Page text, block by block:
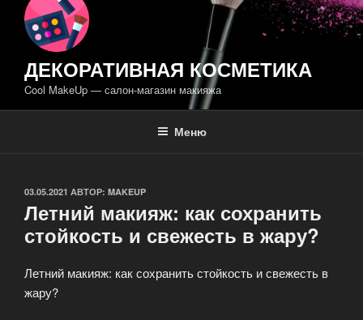
ДЕКОРАТИВНАЯ КОСМЕТИКА
Cool MakeUp — салон-магазин макияжа
Меню
ОПУБЛИКОВАНО
03.05.2021 АВТОР: MAKEUP
Летний макияж: как сохранить
стойкость и свежесть в жару?
Летний макияж: как сохранить стойкость и свежесть в
жару?